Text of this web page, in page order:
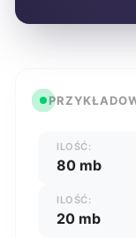
ILOŚĆ:
80 mb
ILOŚĆ:
20 mb